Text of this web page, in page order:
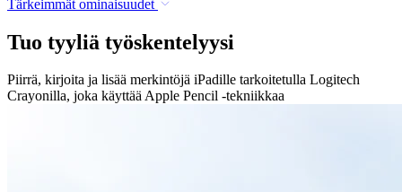
Tärkeimmät ominaisuudet
Tuo tyyliä työskentelyysi
Piirrä, kirjoita ja lisää merkintöjä iPadille tarkoitetulla Logitech
Crayonilla, joka käyttää Apple Pencil -tekniikkaa